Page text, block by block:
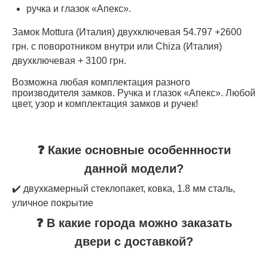
ручка и глазок «Апекс».
Замок Mottura (Италия) двухключевая 54.797 +2600
грн. с поворотником внутри или Chiza (Италия)
двухключевая + 3100 грн.
Возможна любая комплектация разного
производителя замков. Ручка и глазок «Апекс». Любой
цвет, узор и комплектация замков и ручек!
❓ Какие основные особеннности
данной модели?
✔️ двухкамерный стеклопакет, ковка, 1.8 мм сталь,
уличное покрытие
❓ В какие города можно заказать
двери с доставкой?